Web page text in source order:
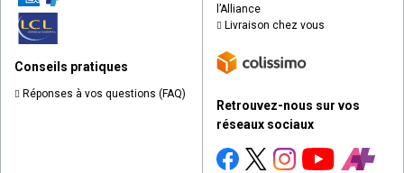
Conseils pratiques
Réponses à vos questions (FAQ)
l’Alliance
Livraison chez vous
Retrouvez-nous sur vos
réseaux sociaux